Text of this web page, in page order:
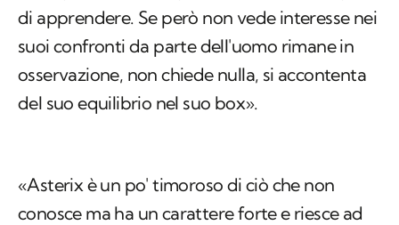
di apprendere. Se però non vede interesse nei
suoi confronti da parte dell'uomo rimane in
osservazione, non chiede nulla, si accontenta
del suo equilibrio nel suo box».
«Asterix è un po' timoroso di ciò che non
conosce ma ha un carattere forte e riesce ad